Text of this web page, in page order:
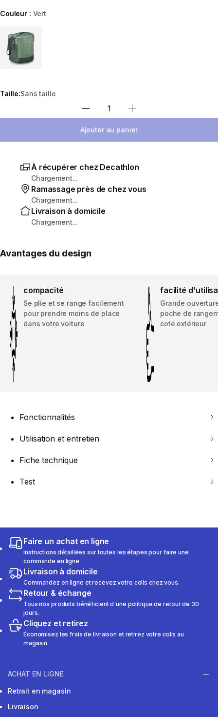
Couleur : Vert
Choose a variant
Taille:Sans taille
Sélectionnez la quantité
Ajouter au panier
À récupérer chez Decathlon
Chargement...
Ramassage près de chez vous
Chargement...
Livraison à domicile
Chargement...
Avantages du design
compacité
Se plie et se range facilement
pour prendre moins de place
dans votre voiture
facilité
Grande
poche de
coté extérieur
Fonctionnalités
Utilisation et entretien
Fiche technique
Test
Faire un achat en ligne
Instructions détaillées sur toutes les étapes pour faire une
commande en ligne
Livraison à domicile
Commandez en ligne et recevez votre colis chez vous.
Retour & échange
Tous nos produits bénéficient d'une politique de retour de 30
jours.
Cliquez et retirez
Économisez les frais de livraison et retirez votre colis au
magasin.
ACHAT EN LIGNE
Retrait en magasin
Livraison